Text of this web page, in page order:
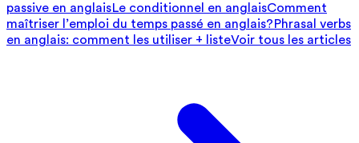
passive en anglaisLe conditionnel en anglaisComment
maîtriser l’emploi du temps passé en anglais?Phrasal verbs
en anglais: comment les utiliser + listeVoir tous les articles